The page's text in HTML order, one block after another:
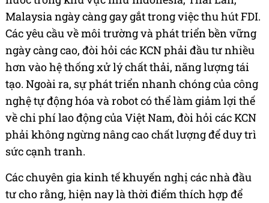
Malaysia ngày càng gay gắt trong việc thu hút FDI.
Các yêu cầu về môi trường và phát triển bền vững
ngày càng cao, đòi hỏi các KCN phải đầu tư nhiều
hơn vào hệ thống xử lý chất thải, năng lượng tái
tạo. Ngoài ra, sự phát triển nhanh chóng của công
nghệ tự động hóa và robot có thể làm giảm lợi thế
về chi phí lao động của Việt Nam, đòi hỏi các KCN
phải không ngừng nâng cao chất lượng để duy trì
sức cạnh tranh.
Các chuyên gia kinh tế khuyến nghị các nhà đầu
tư cho rằng, hiện nay là thời điểm thích hợp để